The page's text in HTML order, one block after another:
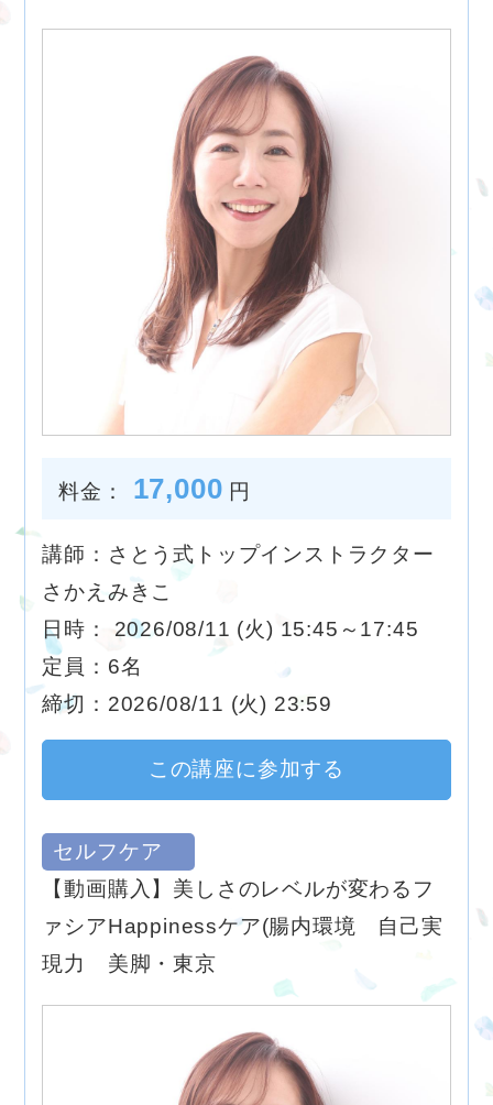
料金： 17,000 円
講師：さとう式トップインストラクター
さかえみきこ
日時： 2026/08/11 (火) 15:45～17:45
定員：6名
締切：2026/08/11 (火) 23:59
この講座に参加する
セルフケア
【動画購入】美しさのレベルが変わるフ
ァシアHappinessケア(腸内環境 自己実
現力 美脚・東京